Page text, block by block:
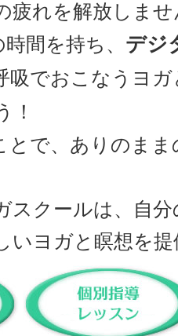
疲れを解放しま
間を持ち、 デジ
吸でおこなうヨガ
！
とで、ありのま
スクールは、自
いヨガと瞑想を